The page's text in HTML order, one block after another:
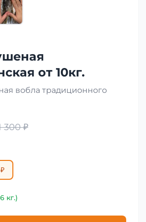
от 10кг.
вобла традиционного
300 ₽
кг.)